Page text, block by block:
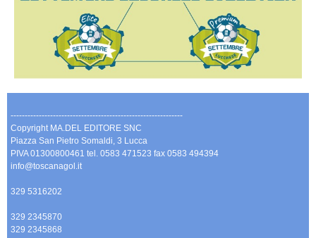
-------------------------------------------------------------
Copyright MA.DEL EDITORE SNC
Piazza San Pietro Somaldi, 3 Lucca
PIVA 01300800461 tel. 0583 471523 fax 0583 494394
info@toscanagol.it
329 5316202
329 2345870
329 2345868